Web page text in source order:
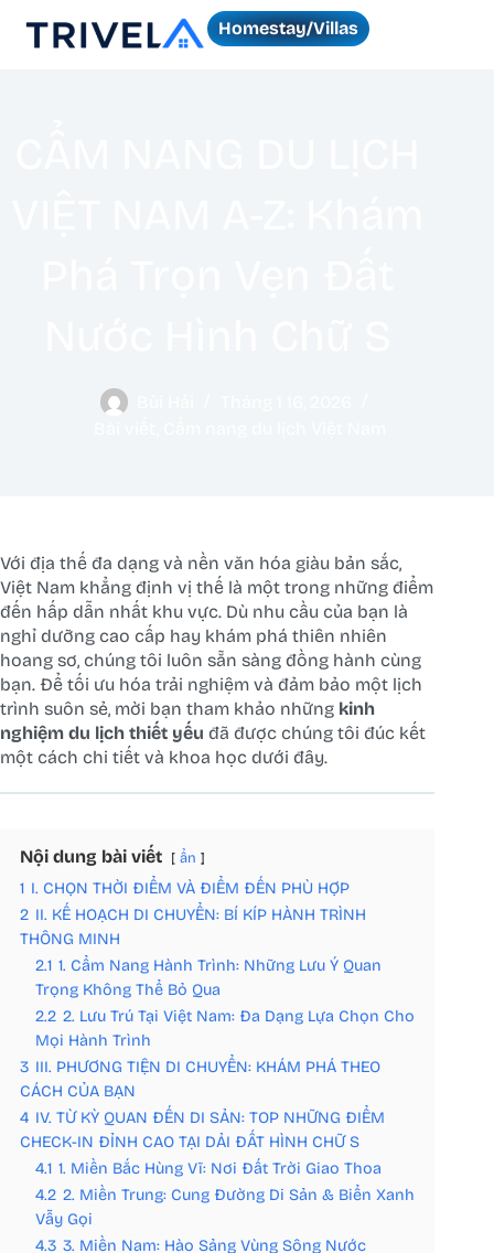
Homestay/Villas
Với địa thế đa dạng và nền văn hóa giàu bản sắc,
Việt Nam khẳng định vị thế là một trong những điểm
đến hấp dẫn nhất khu vực. Dù nhu cầu của bạn là
nghỉ dưỡng cao cấp hay khám phá thiên nhiên
hoang sơ, chúng tôi luôn sẵn sàng đồng hành cùng
bạn. Để tối ưu hóa trải nghiệm và đảm bảo một lịch
trình suôn sẻ, mời bạn tham khảo những kinh
nghiệm du lịch thiết yếu đã được chúng tôi đúc kết
một cách chi tiết và khoa học dưới đây.
Nội dung bài viết ẩn
1 I. CHỌN THỜI ĐIỂM VÀ ĐIỂM ĐẾN PHÙ HỢP
2 II. KẾ HOẠCH DI CHUYỂN: BÍ KÍP HÀNH TRÌNH
THÔNG MINH
2.1 1. Cẩm Nang Hành Trình: Những Lưu Ý Quan
Trọng Không Thể Bỏ Qua
2.2 2. Lưu Trú Tại Việt Nam: Đa Dạng Lựa Chọn Cho
Mọi Hành Trình
3 III. PHƯƠNG TIỆN DI CHUYỂN: KHÁM PHÁ THEO
CÁCH CỦA BẠN
4 IV. TỪ KỲ QUAN ĐẾN DI SẢN: TOP NHỮNG ĐIỂM
CHECK-IN ĐỈNH CAO TẠI DẢI ĐẤT HÌNH CHỮ S
4.1 1. Miền Bắc Hùng Vĩ: Nơi Đất Trời Giao Thoa
4.2 2. Miền Trung: Cung Đường Di Sản & Biển Xanh
Vẫy Gọi
4.3 3. Miền Nam: Hào Sảng Vùng Sông Nước